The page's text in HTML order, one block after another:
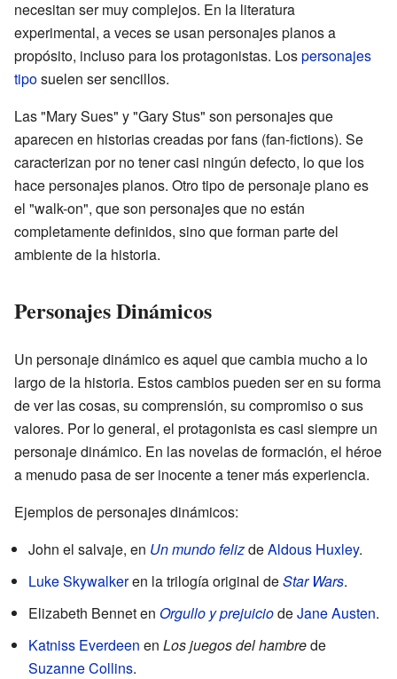
necesitan ser muy complejos. En la literatura
experimental, a veces se usan personajes planos a
propósito, incluso para los protagonistas. Lospersonajes
tiposuelen ser sencillos.
Las "Mary Sues" y "Gary Stus" son personajes que
aparecen en historias creadas por fans (fan-fictions). Se
caracterizan por no tener casi ningún defecto, lo que los
hace personajes planos. Otro tipo de personaje plano es
el "walk-on", que son personajes que no están
completamente definidos, sino que forman parte del
ambiente de la historia.
Personajes Dinámicos
Un personaje dinámico es aquel que cambia mucho a lo
largo de la historia. Estos cambios pueden ser en su forma
de ver las cosas, su comprensión, su compromiso o sus
valores. Por lo general, el protagonista es casi siempre un
personaje dinámico. En las novelas de formación, el héroe
a menudo pasa de ser inocente a tener más experiencia.
Ejemplos de personajes dinámicos:
John el salvaje, en Un mundo felizdeAldous Huxley.
Luke Skywalkeren la trilogía original deStar Wars.
Elizabeth Bennet en Orgullo y prejuiciodeJane Austen.
Katniss Everdeen en Los juegos del hambrede
Suzanne Collins.